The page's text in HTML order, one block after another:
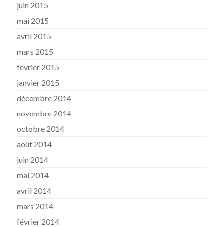
juin 2015
mai 2015
avril 2015
mars 2015
février 2015
janvier 2015
décembre 2014
novembre 2014
octobre 2014
août 2014
juin 2014
mai 2014
avril 2014
mars 2014
février 2014